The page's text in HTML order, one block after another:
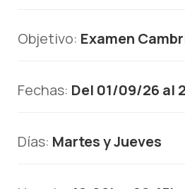
Objetivo: Examen
Fechas: Del 01/09/26 al
Días: Martes y Jueves